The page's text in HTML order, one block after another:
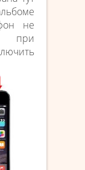
не
при